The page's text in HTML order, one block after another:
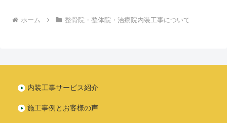
ホーム 整骨院・整体院・治療院内装工事について
内装工事サービス紹介
施工事例とお客様の声